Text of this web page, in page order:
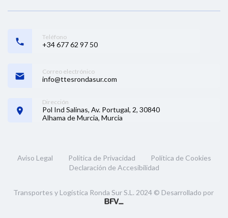
Teléfono
+34 677 62 97 50
Correo electrónico
info@ttesrondasur.com
Dirección
Pol Ind Salinas, Av. Portugal, 2, 30840
Alhama de Murcia, Murcia
Aviso Legal Política de Privacidad
Política de Cookies
Declaración de Accesibilidad
Transportes y Logística Ronda Sur S.L. 2024 © Desarrollado por